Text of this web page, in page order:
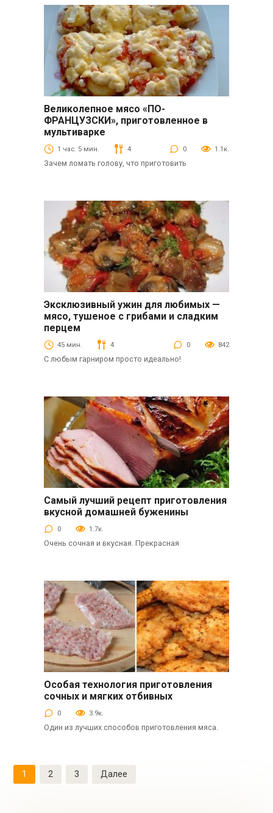
Вторые блюда
Великолепное мясо «ПО-
ФРАНЦУЗСКИ», приготовленное в
мультиварке
1 час. 5 мин. 4 0 1.1к.
Зачем ломать голову, что приготовить
Эксклюзивный ужин для любимых —
мясо, тушеное с грибами и сладким
перцем
45 мин. 4 0 842
С любым гарниром просто идеально!
Закуски
Самый лучший рецепт приготовления
вкусной домашней буженины
0 1.7к.
Очень сочная и вкусная. Прекрасная
Особая технология приготовления
сочных и мягких отбивных
0 3.9к.
Один из лучших способов приготовления мяса.
Пагинация
записей
1 2 3 Далее